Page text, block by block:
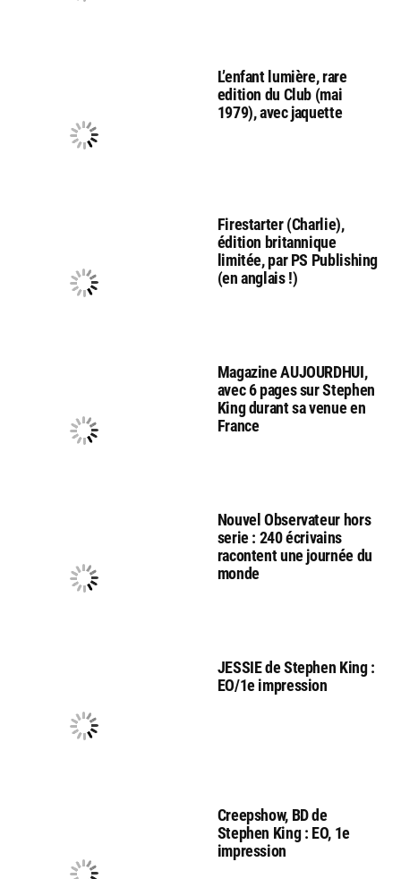
L’enfant lumière, rare
edition du Club (mai
1979), avec jaquette
Firestarter (Charlie),
édition britannique
limitée, par PS Publishing
(en anglais !)
Magazine AUJOURDHUI,
avec 6 pages sur Stephen
King durant sa venue en
France
Nouvel Observateur hors
serie : 240 écrivains
racontent une journée du
monde
JESSIE de Stephen King :
EO/1e impression
Creepshow, BD de
Stephen King : EO, 1e
impression